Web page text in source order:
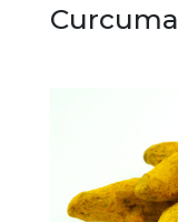
Curcuma